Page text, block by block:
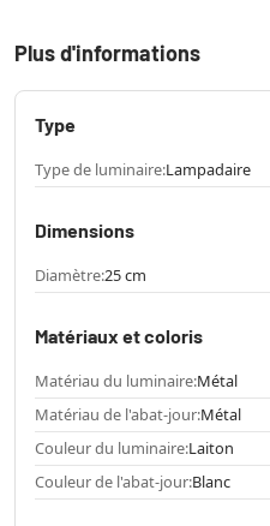
Plus d'informations
Type
Type de luminaire:Lampadaire
Dimensions
Diamètre:25 cm
Matériaux et coloris
Matériau du luminaire:Métal
Matériau de l'abat-jour:Métal
Couleur du luminaire:Laiton
Couleur de l'abat-jour:Blanc